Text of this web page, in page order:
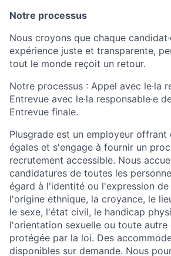
Notre processus
Nous croyons que chaque
expérience juste et transparente,
tout le monde reçoit un retour.
Notre processus : Appel avec le·la
Entrevue avec le·la responsable·e
Entrevue finale.
Plusgrade est un employeur offrant
égales et s'engage à fournir un
recrutement accessible. Nous
candidatures de toutes les
égard à l'identité ou l'expression de
l'origine ethnique, la croyance, le
le sexe, l'état civil, le handicap
l'orientation sexuelle ou toute autre
protégée par la loi. Des
disponibles sur demande. Nous